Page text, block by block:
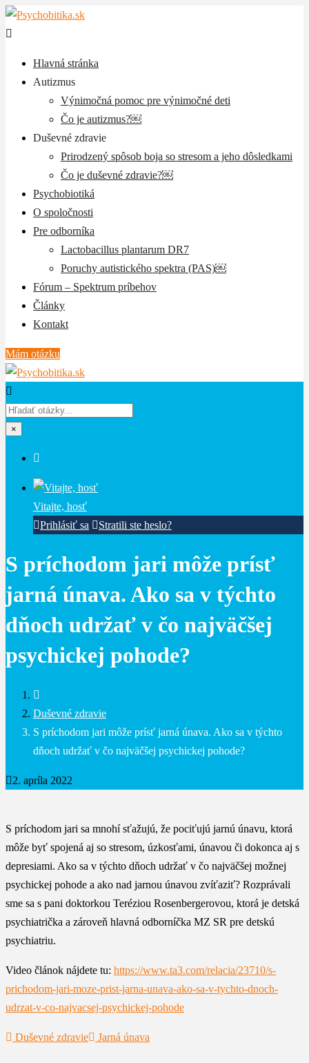
Hlavná stránka
Autizmus
Výnimočná pomoc pre výnimočné deti
Čo je autizmus?￼
Duševné zdravie
Prirodzený spôsob boja so stresom a jeho dôsledkami
Čo je duševné zdravie?￼
Psychobiotiká
O spoločnosti
Pre odborníka
Lactobacillus plantarum DR7
Poruchy autistického spektra (PAS)￼
Fórum – Spektrum príbehov
Články
Kontakt
Mám otázku
×
Vitajte, hosť
Prihlásiť sa
Stratili ste heslo?
S príchodom jari môže prísť
jarná únava. Ako sa v týchto
dňoch udržať v čo najväčšej
psychickej pohode?
Duševné zdravie
S príchodom jari môže prísť jarná únava. Ako sa v týchto
dňoch udržať v čo najväčšej psychickej pohode?
2. apríla 2022
S príchodom jari sa mnohí sťažujú, že pociťujú jarnú únavu, ktorá
môže byť spojená aj so stresom, úzkosťami, únavou či dokonca aj s
depresiami. Ako sa v týchto dňoch udržať v čo najväčšej možnej
psychickej pohode a ako nad jarnou únavou zvíťaziť? Rozprávali
sme sa s pani doktorkou Teréziou Rosenbergerovou, ktorá je detská
psychiatrička a zároveň hlavná odborníčka MZ SR pre detskú
psychiatriu.
Video článok nájdete tu: https://www.ta3.com/relacia/23710/s-
prichodom-jari-moze-prist-jarna-unava-ako-sa-v-tychto-dnoch-
udrzat-v-co-najvacsej-psychickej-pohode
Duševné zdravie Jarná únava